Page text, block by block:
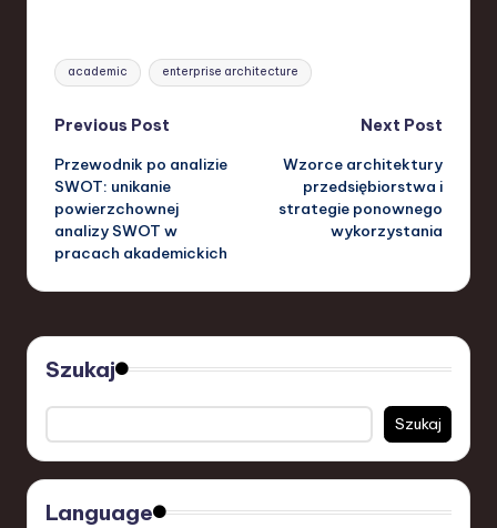
Tags:
academic enterprise architecture
Post
navigation
Previous Post
Przewodnik po analizie
SWOT: unikanie
powierzchownej
analizy SWOT w
pracach akademickich
Next Post
Wzorce architektury
przedsiębiorstwa i
strategie ponownego
wykorzystania
Szukaj
Szukaj
Language